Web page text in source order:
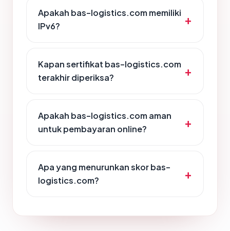
Apakah bas-logistics.com memiliki
IPv6?
Kapan sertifikat bas-logistics.com
terakhir diperiksa?
Apakah bas-logistics.com aman
untuk pembayaran online?
Apa yang menurunkan skor bas-
logistics.com?